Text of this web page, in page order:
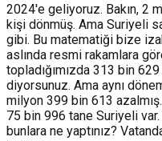
2024'e geliyoruz. Bakın, 2
kişi dönmüş. Ama Suriyeli
gibi. Bu matematiği bize
aslında resmi rakamlara
topladığımızda 313 bin
diyorsunuz. Ama aynı
milyon 399 bin 613
75 bin 996 tane Suriyeli var.
bunlara ne yaptınız?